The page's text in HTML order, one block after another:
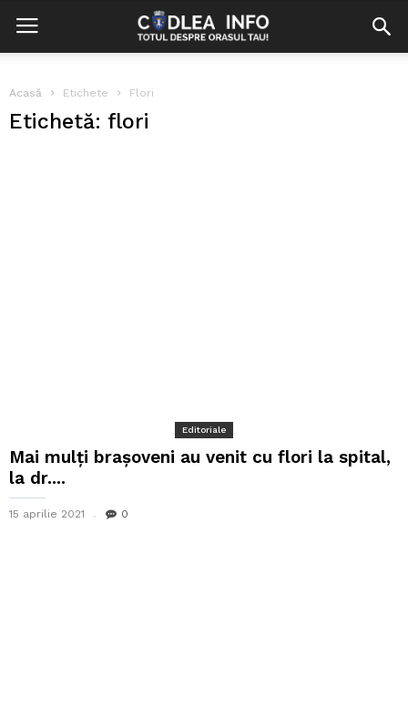
Acasă Etichete Flori
Etichetă: flori
Editoriale
Mai mulți brașoveni au venit cu flori la spital,
la dr....
15 aprilie 2021 0